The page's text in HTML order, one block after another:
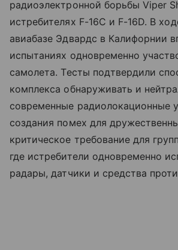
радиоэлектронной борьбы Viper
истребителях F-16C и F-16D. В
авиабазе Эдвардс в Калифорнии
испытаниях одновременно
самолета. Тесты подтвердили
комплекса обнаруживать и
современные радиолокационные
создания помех для
критическое требование для
где истребители одновременно
радары, датчики и средства